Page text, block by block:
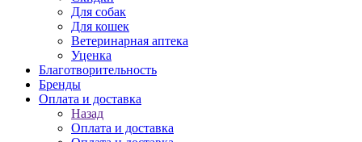
Для собак
Для кошек
Ветеринарная аптека
Уценка
Благотворительность
Бренды
Оплата и доставка
Назад
Оплата и доставка